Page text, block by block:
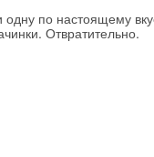
по настоящему
Отвратительно.